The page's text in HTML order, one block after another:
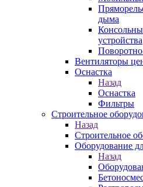
дыма
устройства
Вентиляторы
Оснастка
Назад
Оснастка
Фильтры
Строительное
Назад
Строительное
Оборудование
Назад